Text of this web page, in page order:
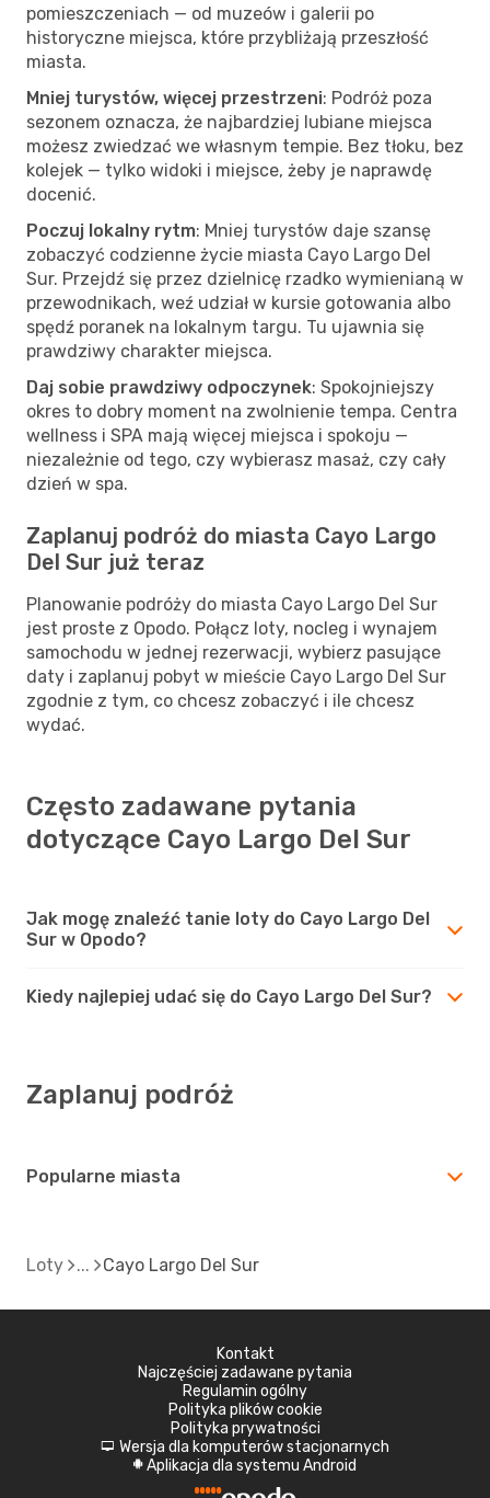
pomieszczeniach — od muzeów i galerii po
historyczne miejsca, które przybliżają przeszłość
miasta.
Mniej turystów, więcej przestrzeni: Podróż poza
sezonem oznacza, że najbardziej lubiane miejsca
możesz zwiedzać we własnym tempie. Bez tłoku, bez
kolejek — tylko widoki i miejsce, żeby je naprawdę
docenić.
Poczuj lokalny rytm: Mniej turystów daje szansę
zobaczyć codzienne życie miasta Cayo Largo Del
Sur. Przejdź się przez dzielnicę rzadko wymienianą w
przewodnikach, weź udział w kursie gotowania albo
spędź poranek na lokalnym targu. Tu ujawnia się
prawdziwy charakter miejsca.
Daj sobie prawdziwy odpoczynek: Spokojniejszy
okres to dobry moment na zwolnienie tempa. Centra
wellness i SPA mają więcej miejsca i spokoju —
niezależnie od tego, czy wybierasz masaż, czy cały
dzień w spa.
Zaplanuj podróż do miasta Cayo Largo
Del Sur już teraz
Planowanie podróży do miasta Cayo Largo Del Sur
jest proste z Opodo. Połącz loty, nocleg i wynajem
samochodu w jednej rezerwacji, wybierz pasujące
daty i zaplanuj pobyt w mieście Cayo Largo Del Sur
zgodnie z tym, co chcesz zobaczyć i ile chcesz
wydać.
Często zadawane pytania
dotyczące Cayo Largo Del Sur
Jak mogę znaleźć tanie loty do Cayo Largo Del
Sur w Opodo?
Kiedy najlepiej udać się do Cayo Largo Del Sur?
Zaplanuj podróż
Popularne miasta
Loty Cayo Largo Del Sur
Kontakt
Najczęściej zadawane pytania
Regulamin ogólny
Polityka plików cookie
Polityka prywatności
d Wersja dla komputerów stacjonarnych
A Aplikacja dla systemu Android